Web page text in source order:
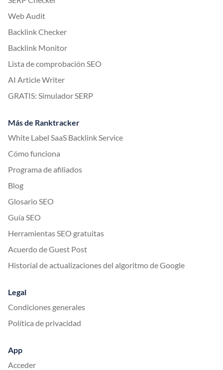
Web Audit
Backlink Checker
Backlink Monitor
Lista de comprobación SEO
AI Article Writer
GRATIS: Simulador SERP
Más de Ranktracker
White Label SaaS Backlink Service
Cómo funciona
Programa de afiliados
Blog
Glosario SEO
Guía SEO
Herramientas SEO gratuitas
Acuerdo de Guest Post
Historial de actualizaciones del algoritmo de Google
Legal
Condiciones generales
Política de privacidad
App
Acceder